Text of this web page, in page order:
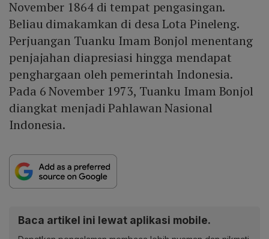
November 1864 di tempat pengasingan.
Beliau dimakamkan di desa Lota Pineleng.
Perjuangan Tuanku Imam Bonjol menentang
penjajahan diapresiasi hingga mendapat
penghargaan oleh pemerintah Indonesia.
Pada 6 November 1973, Tuanku Imam Bonjol
diangkat menjadi Pahlawan Nasional
Indonesia.
Baca artikel ini lewat aplikasi mobile.